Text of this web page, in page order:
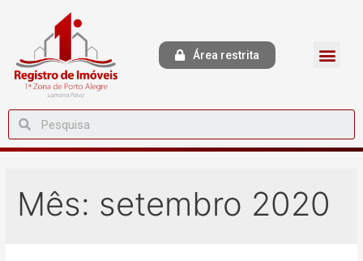
Área restrita
Mês: setembro 2020